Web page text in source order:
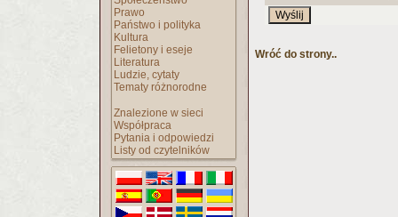
Prawo
Państwo i polityka
Kultura
Felietony i eseje
Literatura
Ludzie, cytaty
Tematy różnorodne
Znalezione w sieci
Współpraca
Pytania i odpowiedzi
Listy od czytelników
Wróć do strony..